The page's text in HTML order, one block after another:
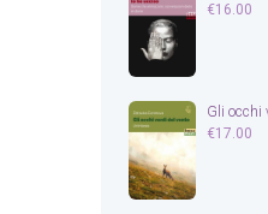
€16.00
Gli occhi
€17.00